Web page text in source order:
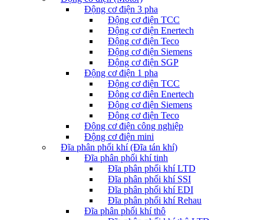
Động cơ điện 3 pha
Động cơ điện TCC
Động cơ điện Enertech
Động cơ điện Teco
Động cơ điện Siemens
Động cơ điện SGP
Động cơ điện 1 pha
Động cơ điện TCC
Động cơ điện Enertech
Động cơ điện Siemens
Động cơ điện Teco
Động cơ điện công nghiệp
Động cơ điện mini
Đĩa phân phối khí (Đĩa tán khí)
Đĩa phân phối khí tinh
Đĩa phân phối khí LTD
Đĩa phân phối khí SSI
Đĩa phân phối khí EDI
Đĩa phân phối khí Rehau
Đĩa phân phối khí thô